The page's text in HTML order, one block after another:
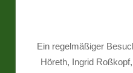
Ein regelmäßiger
Höreth, Ingrid